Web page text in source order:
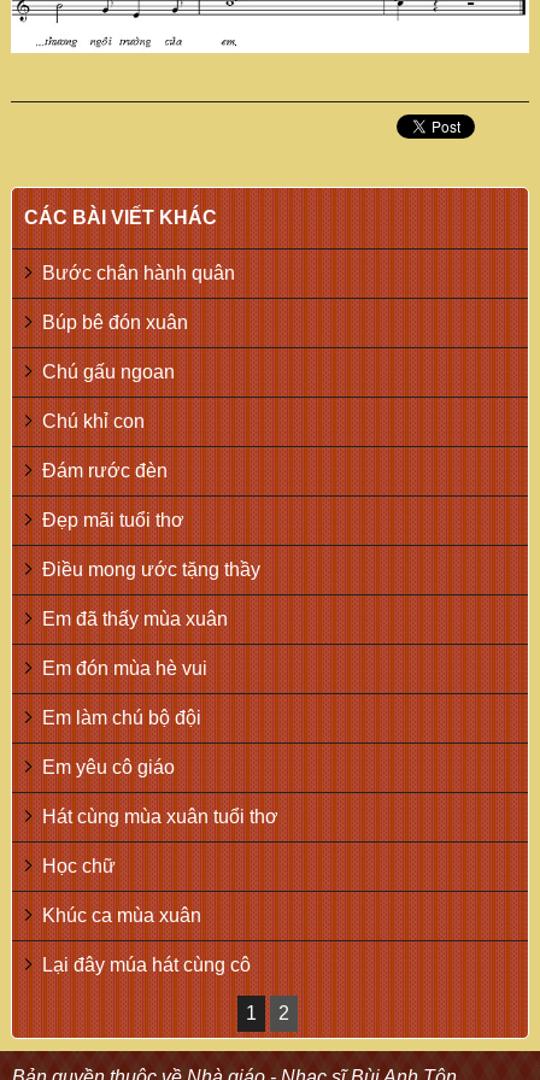
CÁC BÀI VIẾT KHÁC
Bước chân hành quân
Búp bê đón xuân
Chú gấu ngoan
Chú khỉ con
Đám rước đèn
Đẹp mãi tuổi thơ
Điều mong ước tặng thầy
Em đã thấy mùa xuân
Em đón mùa hè vui
Em làm chú bộ đội
Em yêu cô giáo
Hát cùng mùa xuân tuổi thơ
Học chữ
Khúc ca mùa xuân
Lại đây múa hát cùng cô
1 2